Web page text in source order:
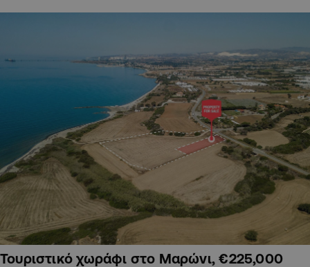
Τουριστικό χωράφι στο Μαρώνι, €225,000